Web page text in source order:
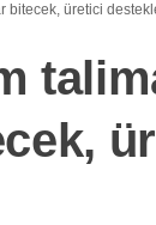
bitecek, üretici